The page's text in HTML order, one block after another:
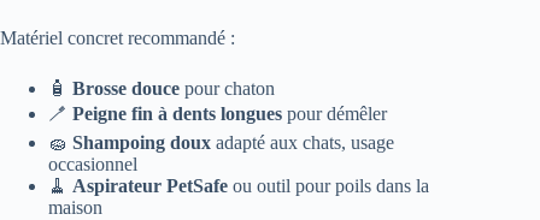
Matériel concret recommandé :
🧴 Brosse douce pour chaton
🪥 Peigne fin à dents longues pour démêler
🧽 Shampoing doux adapté aux chats, usage
occasionnel
🧹 Aspirateur PetSafe ou outil pour poils dans la
maison